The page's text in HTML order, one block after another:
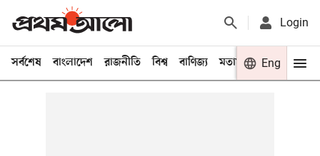
Login
সর্বশেষ বাংলাদেশ রাজনীতি বিশ্ব বাণিজ্য মতামত খেলা
Eng